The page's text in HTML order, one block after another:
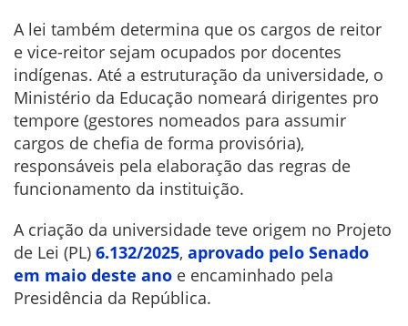
A lei também determina que os cargos de reitor
e vice-reitor sejam ocupados por docentes
indígenas. Até a estruturação da universidade, o
Ministério da Educação nomeará dirigentes pro
tempore (gestores nomeados para assumir
cargos de chefia de forma provisória),
responsáveis pela elaboração das regras de
funcionamento da instituição.
A criação da universidade teve origem no Projeto
de Lei (PL) 6.132/2025, aprovado pelo Senado
em maio deste ano e encaminhado pela
Presidência da República.